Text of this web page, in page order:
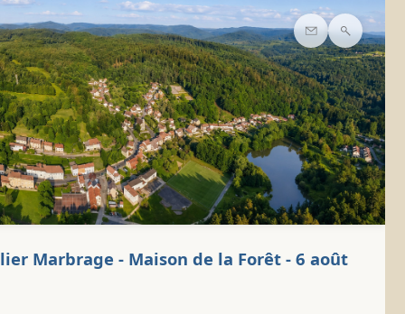
Contact
Marbrage - Maison de la Forêt - 6 août